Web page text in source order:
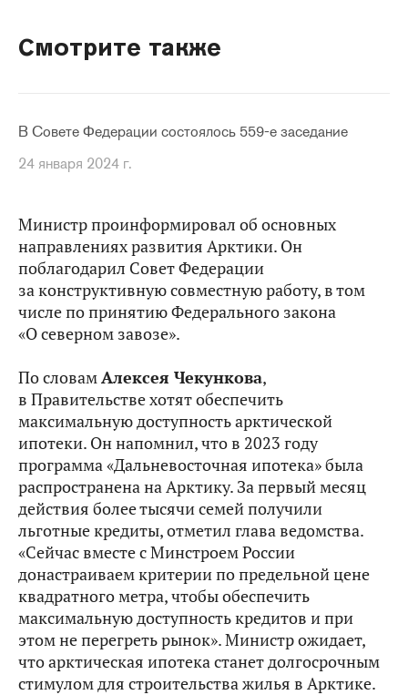
Смотрите также
В Совете Федерации состоялось 559-е заседание
24 января 2024 г.
Министр проинформировал об основных
направлениях развития Арктики. Он
поблагодарил Совет Федерации
за конструктивную совместную работу, в том
числе по принятию Федерального закона
«О северном завозе».
По словамАлексея Чекункова,
в Правительстве хотят обеспечить
максимальную доступность арктической
ипотеки. Он напомнил, что в 2023 году
программа «Дальневосточная ипотека» была
распространена на Арктику. За первый месяц
действия более тысячи семей получили
льготные кредиты, отметил глава ведомства.
«Сейчас вместе с Минстроем России
донастраиваем критерии по предельной цене
квадратного метра, чтобы обеспечить
максимальную доступность кредитов и при
этом не перегреть рынок». Министр ожидает,
что арктическая ипотека станет долгосрочным
стимулом для строительства жилья в Арктике.